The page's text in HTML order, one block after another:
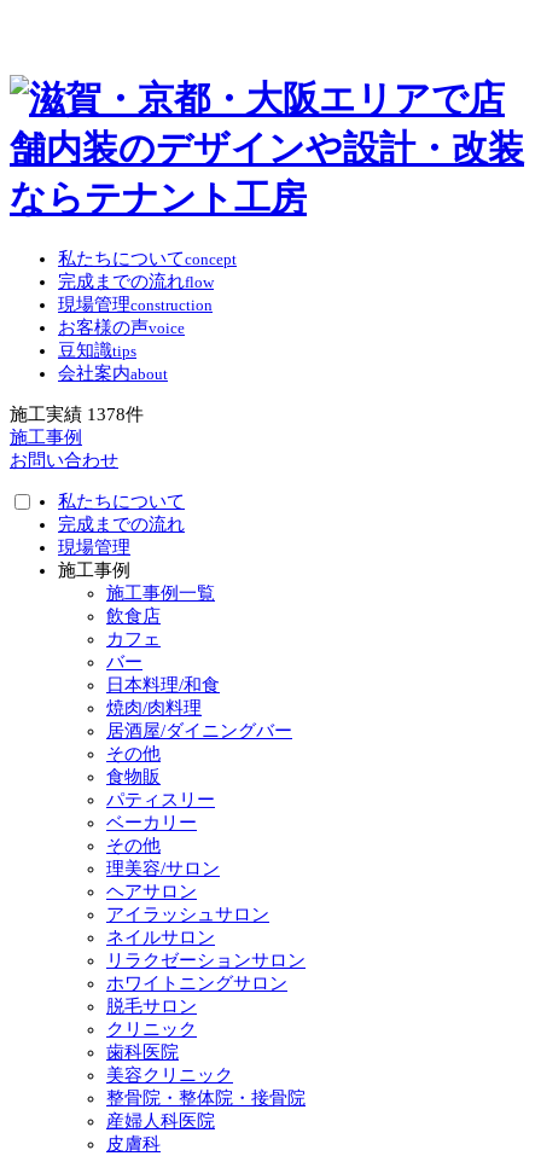
私たちについてconcept
完成までの流れflow
現場管理construction
お客様の声voice
豆知識tips
会社案内about
施工実績 1378件
施工事例
お問い合わせ
私たちについて
完成までの流れ
現場管理
施工事例
施工事例一覧
飲食店
カフェ
バー
日本料理/和食
焼肉/肉料理
居酒屋/ダイニングバー
その他
食物販
パティスリー
ベーカリー
その他
理美容/サロン
ヘアサロン
アイラッシュサロン
ネイルサロン
リラクゼーションサロン
ホワイトニングサロン
脱毛サロン
クリニック
歯科医院
美容クリニック
整骨院・整体院・接骨院
産婦人科医院
皮膚科